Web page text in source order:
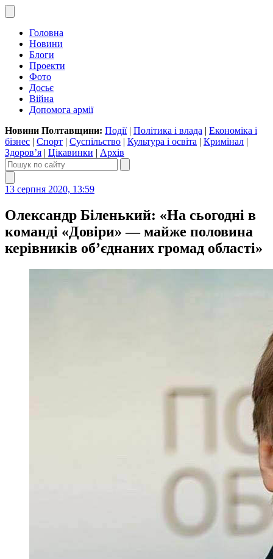
Головна
Новини
Блоги
Проекти
Фото
Досьє
Війна
Допомога армії
Новини Полтавщини: Події| Політика і влада | Економіка і
бізнес | Спорт | Суспільство | Культура і освіта | Кримінал |
Здоров’я | Цікавинки | Архів
13 серпня 2020, 13:59
Олександр Біленький: «На сьогодні в
команді «Довіри» — майже половина
керівників об’єднаних громад області»